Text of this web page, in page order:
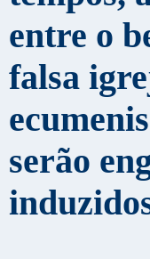
entre o
falsa
serão